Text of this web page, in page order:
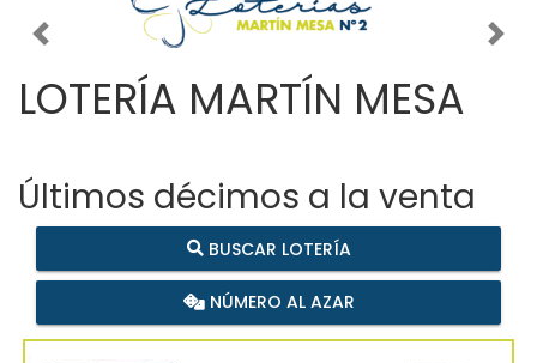
Imagen anterior
LOTERÍA MARTÍN MESA
Últimos décimos a la venta
BUSCAR LOTERÍA
NÚMERO AL AZAR